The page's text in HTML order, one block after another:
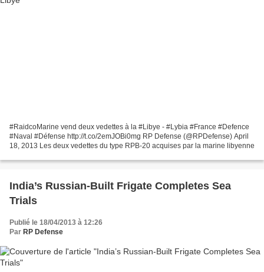
#RaidcoMarine vend deux vedettes à la #Libye - #Lybia #France #Defence
#Naval #Défense http://t.co/2emJOBi0mg RP Defense (@RPDefense) April
18, 2013 Les deux vedettes du type RPB-20 acquises par la marine libyenne
India’s Russian-Built Frigate Completes Sea
Trials
Publié le 18/04/2013 à 12:26
Par RP Defense